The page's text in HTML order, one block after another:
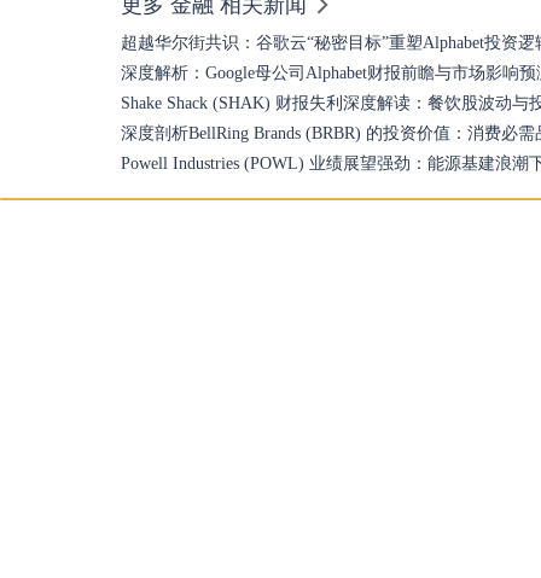
超越华尔街共识：谷歌云“秘密目标”重塑Alphabet投资逻
深度解析：Google母公司Alphabet财报前瞻与市场影响预
Shake Shack (SHAK) 财报失利深度解读：餐饮股波动与
深度剖析BellRing Brands (BRBR) 的投资价值：消费必
Powell Industries (POWL) 业绩展望强劲：能源基建浪潮